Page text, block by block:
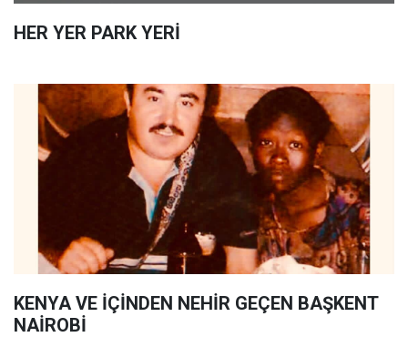
HER YER PARK YERİ
KENYA VE İÇİNDEN NEHİR GEÇEN BAŞKENT
NAİROBİ